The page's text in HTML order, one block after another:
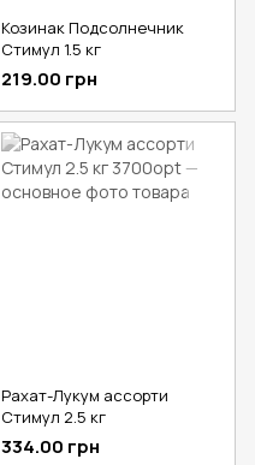
Козинак Подсолнечник
Стимул 1.5 кг
219.00 грн
Рахат-Лукум ассорти
Стимул 2.5 кг
334.00 грн